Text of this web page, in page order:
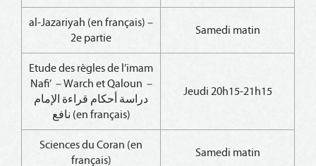
al-Jazariyah (en français) –
2e partie
Samedi matin
Etude des règles de l’imam
Nafi’ – Warch et Qaloun –
دراسة أحكام قراءة الإمام
نافع (en français)
Jeudi 20h15-21h15
Sciences du Coran (en
français)
Samedi matin